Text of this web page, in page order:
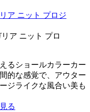
ア ニット プロ
るショールカラーカー
的な感覚で、アウター
ジライクな風合い美も
る